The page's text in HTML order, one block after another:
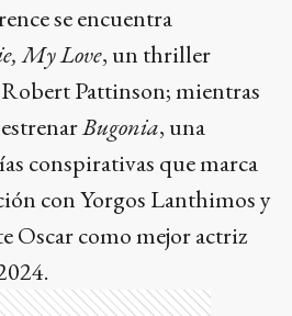
se encuentra
My Love, un thriller
Pattinson; mientras
estrenarBugonia, una
conspirativas que marca
con Yorgos Lanthimos y
Oscar como mejor actriz